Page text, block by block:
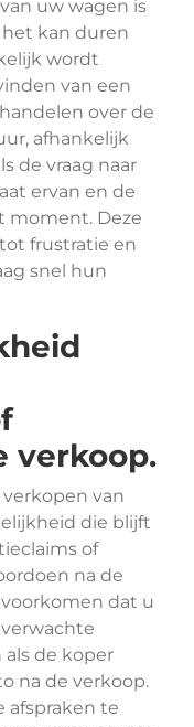
uw wagen is
kan duren
wordt
van een
over de
afhankelijk
de vraag naar
ervan en de
moment. Deze
frustratie en
snel hun
verkoop.
van
die blijft
of
na de
dat u
de koper
na de verkoop.
afspraken te